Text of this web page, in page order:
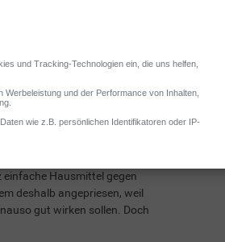
einfache Hausmittel gegen
deshalb angepriesen, weil
gut wirken sollen. Doch